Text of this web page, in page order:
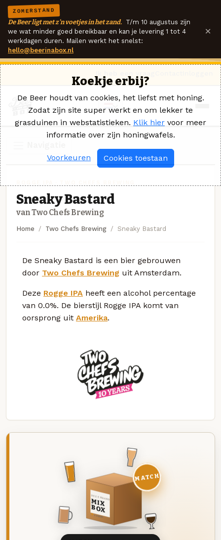
ZOMERSTAND
De Beer ligt met z'n voetjes in het zand. T/m 10 augustus zijn
we wat minder goed bereikbaar en kan je levering 1 tot 4
werkdagen duren. Mailen werkt het snelst:
hello@beerinabox.nl
×
Sneaky Bastard
van Two Chefs Brewing
Home Two Chefs Brewing Sneaky Bastard
De Sneaky Bastard is een bier gebrouwen
door Two Chefs Brewing uit Amsterdam.
Deze Rogge IPA heeft een alcohol percentage
van 0.0%. De bierstijl Rogge IPA komt van
oorsprong uit Amerika.
DEZE MAAND
MIX
BOX
8 BIEREN
MATCH
Koekje erbij?
De Beer houdt van cookies, het liefst met honing.
Zodat zijn site super werkt en om lekker te
grasduinen in webstatistieken. Klik hier voor meer
informatie over zijn honingwafels.
Voorkeuren Cookies toestaan